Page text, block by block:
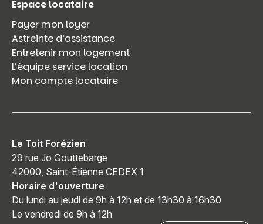
Espace locataire
Payer mon loyer
Astreinte d’assistance
Entretenir mon logement
L’équipe service location
Mon compte locataire
Le Toit Forézien
29 rue Jo Gouttebarge
42000, Saint-Étienne CEDEX 1
Horaire d'ouverture
Du lundi au jeudi de 9h à 12h et de 13h30 à 16h30
Le vendredi de 9h à 12h